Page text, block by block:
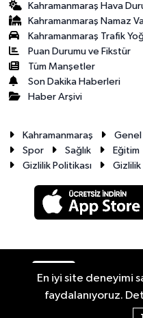
Kahramanmaraş Hava
Kahramanmaraş Namaz
Kahramanmaraş Trafik
Puan Durumu ve Fikstür
Tüm Manşetler
Son Dakika Haberleri
Haber Arşivi
Kahramanmaraş Genel
Spor
Sağlık Eğitim
Gizlilik Politikası
Haber
En iyi site deneyimi
faydalanıyoruz.